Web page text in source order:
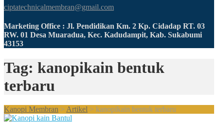
ciptatechnicalmembran@gmail.com
Marketing Office : Jl. Pendidikan Km. 2 Kp. Cidadap RT. 03
RW. 01 Desa Muaradua, Kec. Kadudampit, Kab. Sukabumi
43153
Tag: kanopikain bentuk
terbaru
Kanopi Membran > Artikel > kanopikain bentuk terbaru